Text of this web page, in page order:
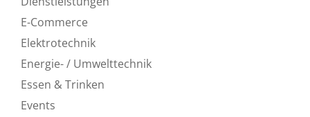
E-Commerce
Elektrotechnik
Energie- / Umwelttechnik
Essen & Trinken
Events